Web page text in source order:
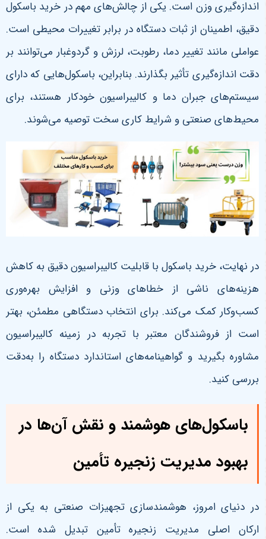
اندازه‌گیری وزن است. یکی از چالش‌های مهم در خرید باسکول
دقیق، اطمینان از ثبات دستگاه در برابر تغییرات محیطی است.
عواملی مانند تغییر دما، رطوبت، لرزش و گردوغبار می‌توانند بر
دقت اندازه‌گیری تأثیر بگذارند. بنابراین، باسکول‌هایی که دارای
سیستم‌های جبران دما و کالیبراسیون خودکار هستند، برای
محیط‌های صنعتی و شرایط کاری سخت توصیه می‌شوند.
در نهایت، خرید باسکول با قابلیت کالیبراسیون دقیق به کاهش
هزینه‌های ناشی از خطاهای وزنی و افزایش بهره‌وری
کسب‌وکار کمک می‌کند. برای انتخاب دستگاهی مطمئن، بهتر
است از فروشندگان معتبر با تجربه در زمینه کالیبراسیون
مشاوره بگیرید و گواهینامه‌های استاندارد دستگاه را به‌دقت
بررسی کنید.
باسکول‌های هوشمند و نقش آن‌ها در
بهبود مدیریت زنجیره تأمین
در دنیای امروز، هوشمندسازی تجهیزات صنعتی به یکی از
ارکان اصلی مدیریت زنجیره تأمین تبدیل شده است.